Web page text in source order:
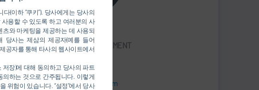
(이하 “쿠키”). 당사에게는 당사의
용할 수 있도록 하고 여러분의 사
와 마케팅을 제공하는 데 사용되
당사는 제삼의 제공자(예를 들어
공자를 통해 타사의 웹사이트에서
장)에 대해 동의하고 당사의 파트
하는 것으로 간주됩니다. 이렇게
위험이 있습니다. “설정”에서 당사
Klaus Heinsohn
PRODUCT MANAGEMENT
+49 7142 78-0
sales@durr.com